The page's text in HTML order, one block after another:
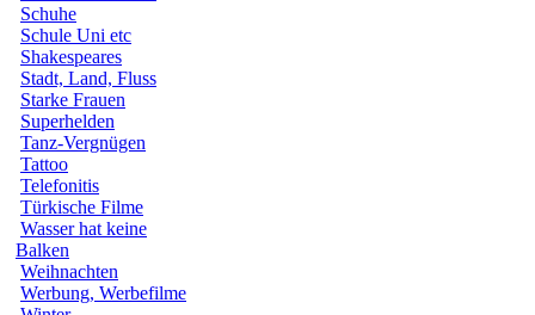
Schuhe
Schule Uni etc
Shakespeares
Stadt, Land, Fluss
Starke Frauen
Superhelden
Tanz-Vergnügen
Tattoo
Telefonitis
Türkische Filme
Wasser hat keine
Balken
Weihnachten
Werbung, Werbefilme